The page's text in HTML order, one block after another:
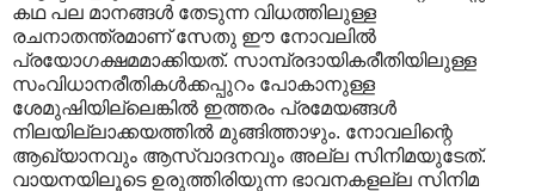
കഥ പല മാനങ്ങള്‍ തേടുന്ന വിധത്തിലുള്ള
രചനാതന്ത്രമാണ് സേതു ഈ നോവലില്‍
പ്രയോഗക്ഷമമാക്കിയത്. സാമ്പ്രദായികരീതിയിലുള്ള
സംവിധാനരീതിക‍ൾക്കപ്പുറം പോകാനുള്ള
ശേമുഷിയില്ലെങ്കില്‍ ഇത്തരം പ്രമേയങ്ങള്‍
നിലയില്ലാക്കയത്തില്‍ മുങ്ങിത്താഴും. നോവലിന്റെ
ആഖ്യാനവും ആസ്വാദനവും അല്ല സിനിമയുടേത്.
വായനയിലൂടെ ഉരുത്തിരിയുന്ന ഭാവനകളല്ല സിനിമ